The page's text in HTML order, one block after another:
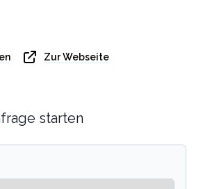
Zur Webseite
starten